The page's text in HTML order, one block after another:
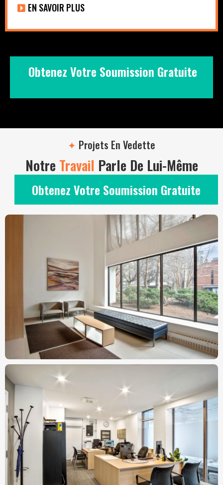
EN SAVOIR PLUS
Obtenez Votre Soumission Gratuite
✦ Projets En Vedette
Notre Travail Parle De Lui-Même
Obtenez Votre Soumission Gratuite